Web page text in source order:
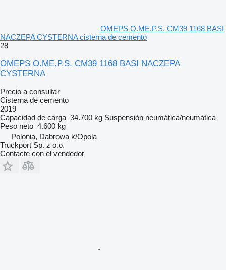
OMEPS O.ME.P.S. CM39 1168 BASI
NACZEPA CYSTERNA cisterna de cemento
28
OMEPS O.ME.P.S. CM39 1168 BASI NACZEPA
CYSTERNA
Precio a consultar
Cisterna de cemento
2019
Capacidad de carga 34.700 kg Suspensión neumática/neumática
Peso neto 4.600 kg
Polonia, Dabrowa k/Opola
Truckport Sp. z o.o.
Contacte con el vendedor